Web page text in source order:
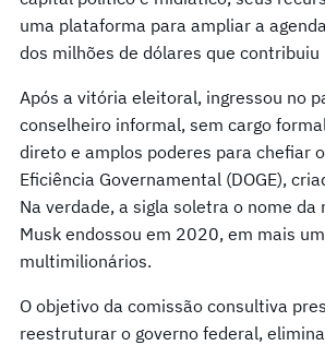
uma plataforma para ampliar a
dos milhões de dólares que contribuiu
Após a vitória eleitoral, ingressou no
conselheiro informal, sem cargo
direto e amplos poderes para chefiar
Eficiência Governamental (DOGE),
Na verdade, a sigla soletra o nome da
Musk endossou em 2020, em mais
multimilionários.
O objetivo da comissão consultiva
reestruturar o governo federal,